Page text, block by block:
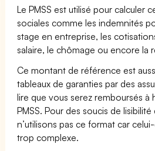
Le PMSS est utilisé pour calculer
sociales comme les indemnités
stage en entreprise, les
salaire, le chômage ou encore la
Ce montant de référence est
tableaux de garanties par des
lire que vous serez remboursés à
PMSS. Pour des soucis de
n’utilisons pas ce format car
trop complexe.